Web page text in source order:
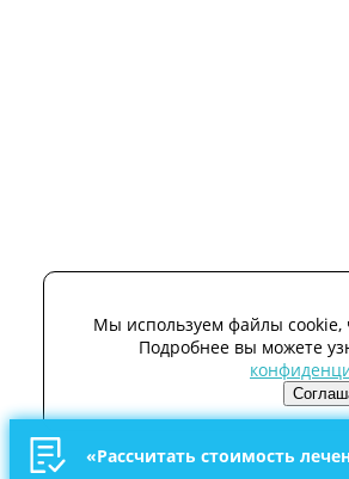
Мы используем файлы cookie,
Подробнее вы можете
«Рассчитать стоимость